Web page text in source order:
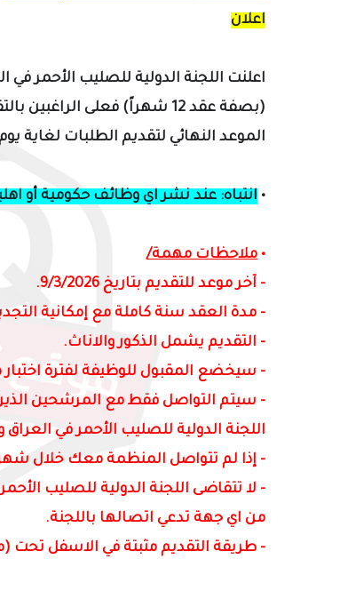
اعلان
اعلنت اللجنة الدولية للصليب الأحمر
(بصفة عقد 12 شهراً ) فعلى الراغبين
الموعد النهائي لتقديم الطلبات لغاية يوم الاثنين
• انتباه: عند نشر اي وظائف حكومية أو
• ملاحظات مهمة/
- آخر موعد للتقديم بتاريخ 9/3/2026.
- مدة العقد سنة كاملة مع إمكانية
- التقديم يشمل الذكور والاناث.
- سيخضع المقبول للوظيفة لفترة اختبار
- سيتم التواصل فقط مع المرشحين الذين
اللجنة الدولية للصليب الأحمر في العراق
- إذا لم تتواصل المنظمة معك خلال
- لا تتقاضى اللجنة الدولية للصليب
من اي جهة تدعي اتصالها باللجنة.
- طريقة التقديم مثبتة في الاسفل تحت